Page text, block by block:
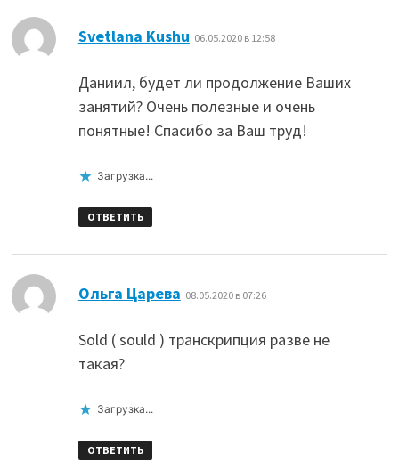
Svetlana Kushu 06.05.2020 в 12:58
Даниил, будет ли продолжение Ваших
занятий? Очень полезные и очень
понятные! Спасибо за Ваш труд!
Загрузка...
ОТВЕТИТЬ
Ольга Царева 08.05.2020 в 07:26
Sold ( sould ) транскрипция разве не
такая?
Загрузка...
ОТВЕТИТЬ